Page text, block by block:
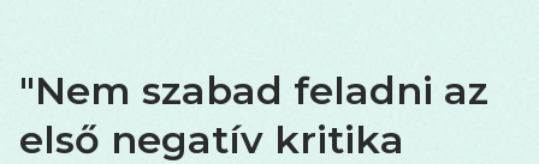
"Nem szabad feladni az
első negatív kritika